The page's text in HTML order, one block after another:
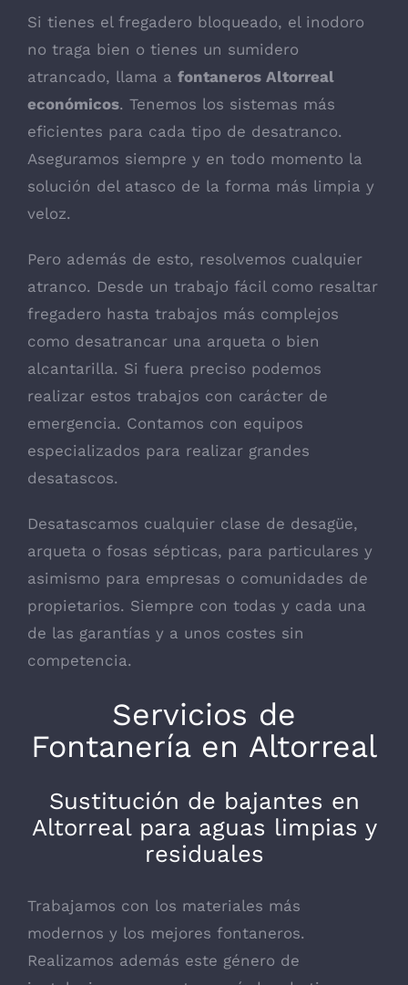
Si tienes el fregadero bloqueado, el inodoro
no traga bien o tienes un sumidero
atrancado, llama a fontaneros Altorreal
económicos. Tenemos los sistemas más
eficientes para cada tipo de desatranco.
Aseguramos siempre y en todo momento la
solución del atasco de la forma más limpia y
veloz.
Pero además de esto, resolvemos cualquier
atranco. Desde un trabajo fácil como resaltar
fregadero hasta trabajos más complejos
como desatrancar una arqueta o bien
alcantarilla. Si fuera preciso podemos
realizar estos trabajos con carácter de
emergencia. Contamos con equipos
especializados para realizar grandes
desatascos.
Desatascamos cualquier clase de desagüe,
arqueta o fosas sépticas, para particulares y
asimismo para empresas o comunidades de
propietarios. Siempre con todas y cada una
de las garantías y a unos costes sin
competencia.
Servicios de
Fontanería en Altorreal
Sustitución de bajantes en
Altorreal para aguas limpias y
residuales
Trabajamos con los materiales más
modernos y los mejores fontaneros.
Realizamos además este género de